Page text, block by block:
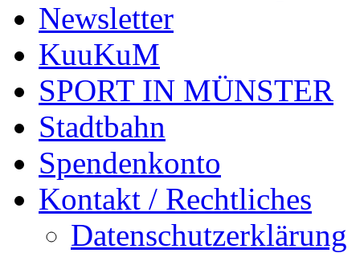
Newsletter
KuuKuM
SPORT IN MÜNSTER
Stadtbahn
Spendenkonto
Kontakt / Rechtliches
Datenschutzerklärung